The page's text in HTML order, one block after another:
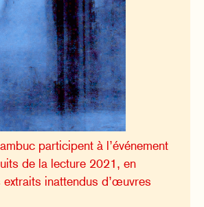
participent à l’événement
de la lecture 2021, en
inattendus d’œuvres